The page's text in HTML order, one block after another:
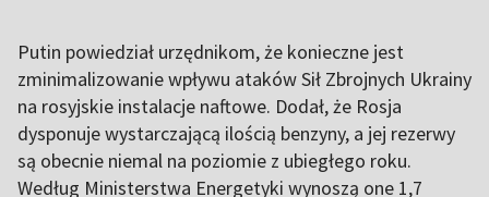
Putin powiedział urzędnikom, że konieczne jest
zminimalizowanie wpływu ataków Sił Zbrojnych Ukrainy
na rosyjskie instalacje naftowe. Dodał, że Rosja
dysponuje wystarczającą ilością benzyny, a jej rezerwy
są obecnie niemal na poziomie z ubiegłego roku.
Według Ministerstwa Energetyki wynoszą one 1,7